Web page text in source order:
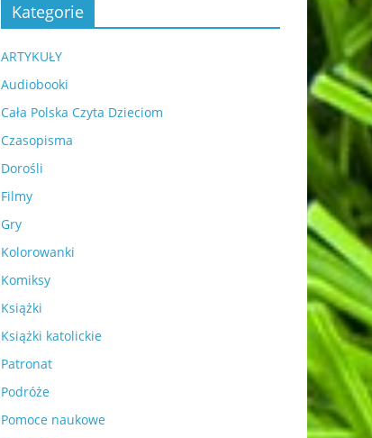
Kategorie
ARTYKUŁY
Audiobooki
Cała Polska Czyta Dzieciom
Czasopisma
Dorośli
Filmy
Gry
Kolorowanki
Komiksy
Książki
Książki katolickie
Patronat
Podróże
Pomoce naukowe